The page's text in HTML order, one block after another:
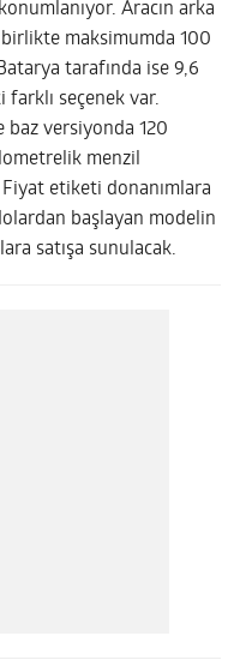
Aracın arka
maksimumda 100
tarafında ise 9,6
farklı seçenek var.
baz versiyonda 120
menzil
etiketi donanımlara
başlayan modelin
satışa sunulacak.